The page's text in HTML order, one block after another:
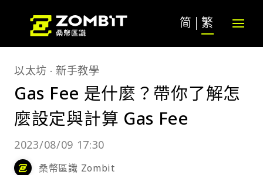
简 繁
以太坊 新手教學
Gas Fee 是什麼？帶你了解怎
麼設定與計算 Gas Fee
2023/08/09 17:30
桑幣區識 Zombit